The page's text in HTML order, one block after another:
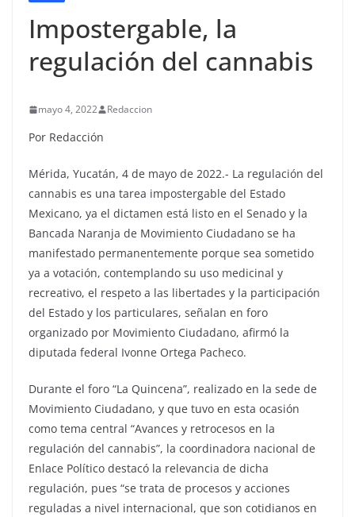
Impostergable, la
regulación del cannabis
mayo 4, 2022 Redaccion
Por Redacción
Mérida, Yucatán, 4 de mayo de 2022.- La regulación del
cannabis es una tarea impostergable del Estado
Mexicano, ya el dictamen está listo en el Senado y la
Bancada Naranja de Movimiento Ciudadano se ha
manifestado permanentemente porque sea sometido
ya a votación, contemplando su uso medicinal y
recreativo, el respeto a las libertades y la participación
del Estado y los particulares, señalan en foro
organizado por Movimiento Ciudadano, afirmó la
diputada federal Ivonne Ortega Pacheco.
Durante el foro “La Quincena”, realizado en la sede de
Movimiento Ciudadano, y que tuvo en esta ocasión
como tema central “Avances y retrocesos en la
regulación del cannabis”, la coordinadora nacional de
Enlace Político destacó la relevancia de dicha
regulación, pues “se trata de procesos y acciones
reguladas a nivel internacional, que son cotidianos en